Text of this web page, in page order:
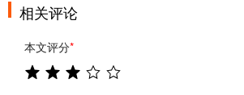
相关评论
本文评分*